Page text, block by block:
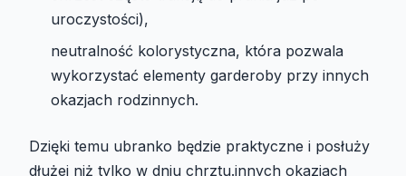
uroczystości),
neutralność kolorystyczna, która pozwala
wykorzystać elementy garderoby przy innych
okazjach rodzinnych.
Dzięki temu ubranko będzie praktyczne i posłuży
dłużej niż tylko w dniu chrztu.innych okazjach